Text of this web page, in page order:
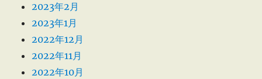
2023年2月
2023年1月
2022年12月
2022年11月
2022年10月